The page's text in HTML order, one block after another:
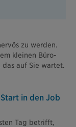
zu werden.
kleinen Büro-
auf Sie wartet.
in den Job
Tag betrifft,